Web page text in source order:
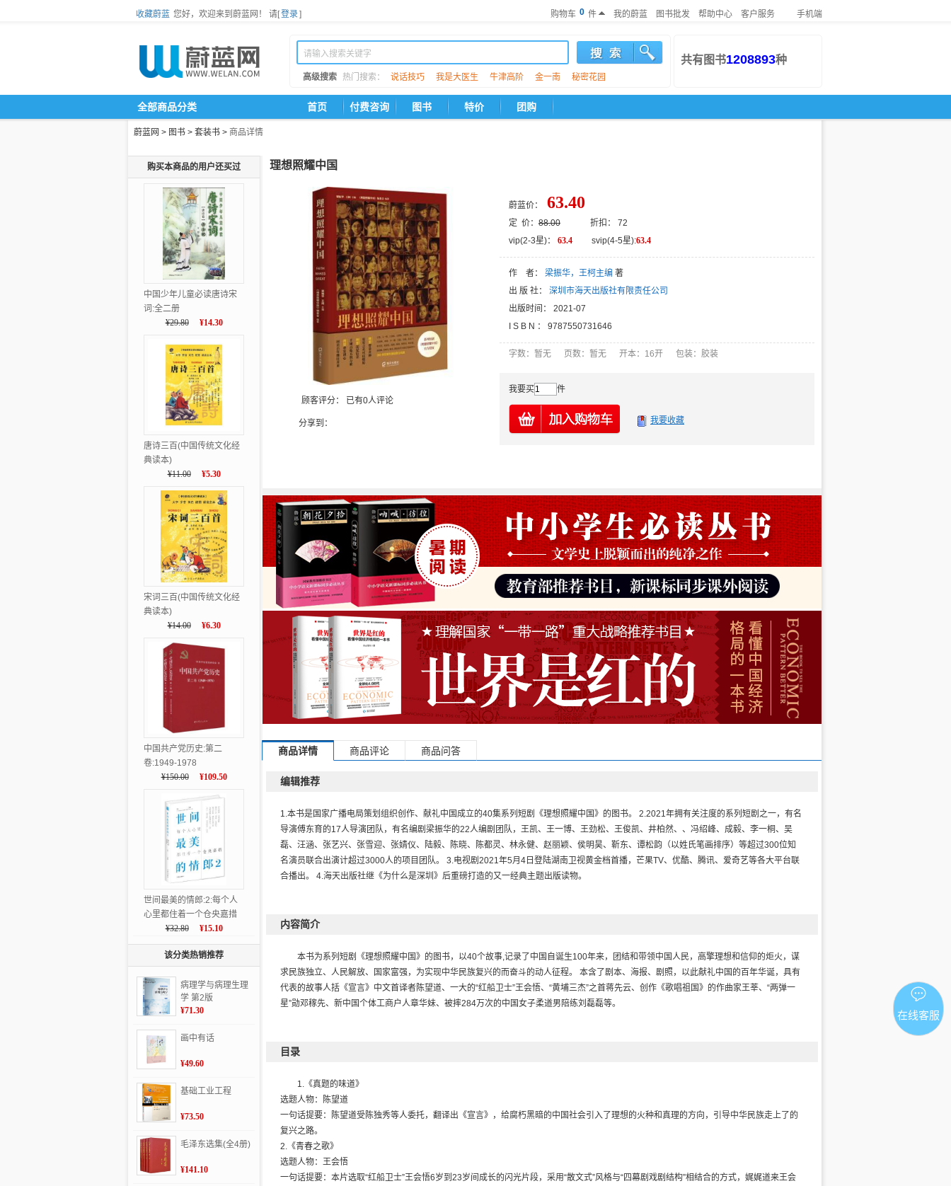
收藏蔚蓝 您好，欢迎来到蔚蓝网！ 请[登录] 购物车 0 件 我的蔚蓝 图书批发 帮助中心 客户服务 手机端
高级搜索 热门搜索： 说话技巧 我是大医生 牛津高阶 金一南 秘密花园
共有图书1208893种
全部商品分类 首页 付费咨询 图书 特价 团购
蔚蓝网 > 图书 > 套装书 > 商品详情
购买本商品的用户还买过
中国少年儿童必读唐诗宋
词:全二册
¥29.80
¥14.30
唐诗三百(中国传统文化经
典读本)
¥11.00
¥5.30
宋词三百(中国传统文化经
典读本)
¥14.00
¥6.30
中国共产党历史:第二
卷:1949-1978
¥150.00
¥109.50
世间最美的情郎:2:每个人
心里都住着一个仓央嘉措
¥32.80
¥15.10
该分类热销推荐
病理学与病理生理
学 第2版
¥71.30
画中有话
¥49.60
基础工业工程
¥73.50
毛泽东选集(全4册)
¥141.10
理想照耀中国
顾客评分： 已有0人评论
分享到：
蔚蓝价： 63.40
定 价： 88.00 折扣： 72
vip(2-3星)： 63.4 svip(4-5星):63.4
作 者： 梁振华，王柯主编 著
出 版 社：
深圳市海天出版社有限责任公司
出版时间：
2021-07
I S B N ：
9787550731646
字数：暂无 页数：暂无 开本：16开 包装：胶装
我要买 件
我要收藏
商品详情 商品评论 商品问答
编辑推荐
1.本书是国家广播电局策划组织创作、献礼中国成立的40集系列短剧《理想照耀中国》的图书。 2.2021年拥有关注度的系列短剧之一，有名
导演傅东育的17人导演团队，有名编剧梁振华的22人编剧团队，王凯、王一博、王劲松、王俊凯、井柏然、、冯绍峰、成毅、李一桐、吴
磊、汪涵、张艺兴、张雪迎、张婧仪、陆毅、陈晓、陈都灵、林永健、赵丽颖、侯明昊、靳东、谭松韵（以姓氏笔画排序）等超过300位知
名演员联合出演计超过3000人的项目团队。 3.电视剧2021年5月4日登陆湖南卫视黄金档首播，芒果TV、优酷、腾讯、爱奇艺等各大平台联
合播出。 4.海天出版社继《为什么是深圳》后重磅打造的又一经典主题出版读物。
内容简介
本书为系列短剧《理想照耀中国》的图书，以40个故事,记录了中国自诞生100年来，团结和带领中国人民，高擎理想和信仰的炬火，谋
求民族独立、人民解放、国家富强，为实现中华民族复兴的而奋斗的动人征程。 本含了剧本、海报、剧照，以此献礼中国的百年华诞，具有
代表的故事人括《宣言》中文首译者陈望道、一大的“红船卫士”王会悟、“黄埔三杰”之首蒋先云、创作《歌唱祖国》的作曲家王莘、“两弹一
星”勋邓稼先、新中国个体工商户人章华妹、被摔284万次的中国女子柔道男陪练刘磊磊等。
目录
1.《真题的味道》
选题人物：陈望道
一句话提要：陈望道受陈独秀等人委托，翻译出《宣言》，给腐朽黑暗的中国社会引入了理想的火种和真理的方向，引导中华民族走上了的
复兴之路。
2.《青春之歌》
选题人物：王会悟
一句话提要：本片选取“红船卫士”王会悟6岁到23岁间成长的闪光片段，采用“散文式”风格与“四幕剧戏剧结构”相结合的方式，娓娓道来王会
在线客服